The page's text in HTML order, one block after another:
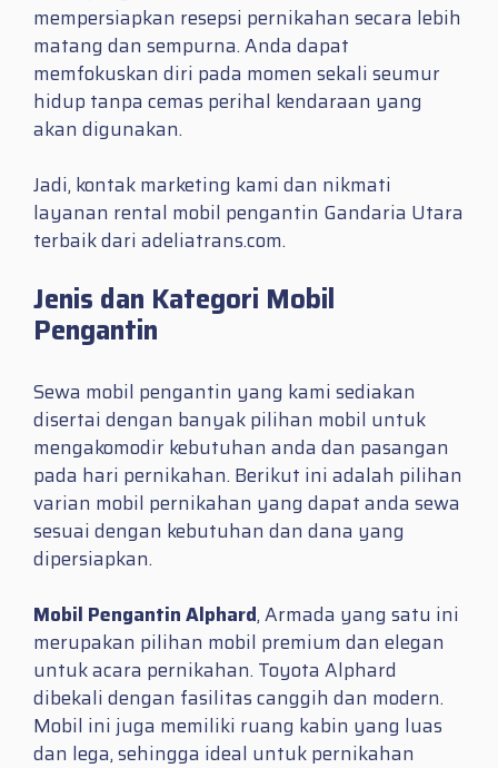
mempersiapkan resepsi pernikahan secara lebih
matang dan sempurna. Anda dapat
memfokuskan diri pada momen sekali seumur
hidup tanpa cemas perihal kendaraan yang
akan digunakan.
Jadi, kontak marketing kami dan nikmati
layanan rental mobil pengantin Gandaria Utara
terbaik dari adeliatrans.com.
Jenis dan Kategori Mobil
Pengantin
Sewa mobil pengantin yang kami sediakan
disertai dengan banyak pilihan mobil untuk
mengakomodir kebutuhan anda dan pasangan
pada hari pernikahan. Berikut ini adalah pilihan
varian mobil pernikahan yang dapat anda sewa
sesuai dengan kebutuhan dan dana yang
dipersiapkan.
Mobil Pengantin Alphard, Armada yang satu ini
merupakan pilihan mobil premium dan elegan
untuk acara pernikahan. Toyota Alphard
dibekali dengan fasilitas canggih dan modern.
Mobil ini juga memiliki ruang kabin yang luas
dan lega, sehingga ideal untuk pernikahan